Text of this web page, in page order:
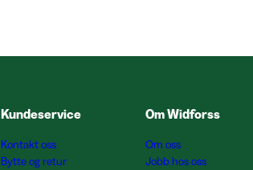
Kundeservice
Kontakt oss
Bytte og retur
Om Widforss
Om oss
Jobb hos oss